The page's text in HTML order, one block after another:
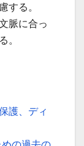
する。
脈に合っ
。
護、ディ